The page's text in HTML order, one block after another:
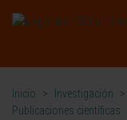
Inicio > Investigación >
Publicaciones científicas